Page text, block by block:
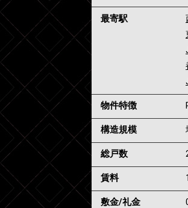
最寄駅
物件特徴
構造規模
総戸数
賃料
敷金/礼金